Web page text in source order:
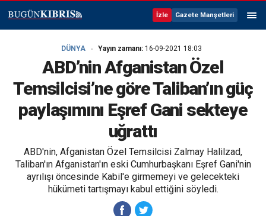
İzle Gazete Manşetleri
DÜNYA Yayın zamanı: 16-09-2021 18:03
ABD’nin Afganistan Özel
Temsilcisi’ne göre Taliban’ın güç
paylaşımını Eşref Gani sekteye
uğrattı
ABD'nin, Afganistan Özel Temsilcisi Zalmay Halilzad,
Taliban'ın Afganistan'ın eski Cumhurbaşkanı Eşref Gani'nin
ayrılışı öncesinde Kabil'e girmemeyi ve gelecekteki
hükümeti tartışmayı kabul ettiğini söyledi.